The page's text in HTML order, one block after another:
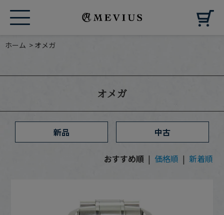
ホーム > オメガ
オメガ
新品 中古
おすすめ順| 価格順 | 新着順